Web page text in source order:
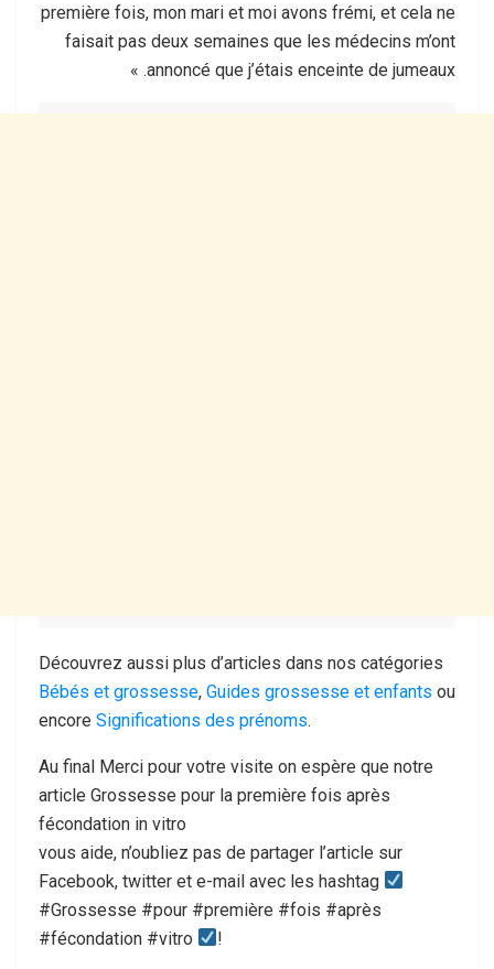
première fois, mon mari et moi avons frémi, et cela ne
faisait pas deux semaines que les médecins m’ont
annoncé que j’étais enceinte de jumeaux. »
Découvrez aussi plus d’articles dans nos catégories
Bébés et grossesse, Guides grossesse et enfants ou
encore Significations des prénoms.
Au final Merci pour votre visite on espère que notre
article Grossesse pour la première fois après
fécondation in vitro
vous aide, n’oubliez pas de partager l’article sur
Facebook, twitter et e-mail avec les hashtag
#Grossesse #pour #première #fois #après
#fécondation #vitro
!